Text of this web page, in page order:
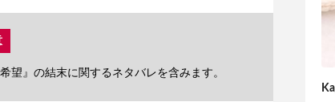
望』の結末に関するネタバレを含みます。